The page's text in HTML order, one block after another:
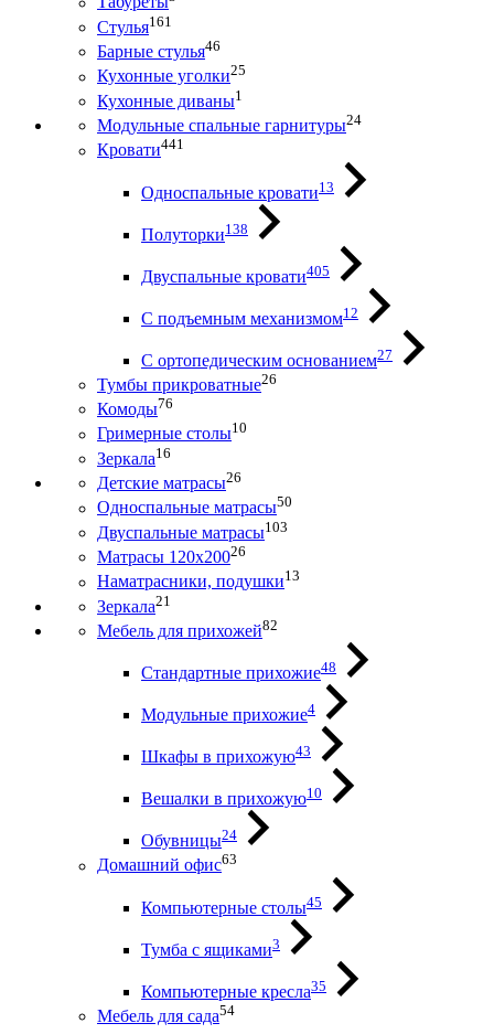
Стулья161
Барные стулья46
Кухонные уголки25
Кухонные диваны1
Модульные спальные гарнитуры24
Кровати441
Односпальные кровати13
Полуторки138
Двуспальные кровати405
С подъемным механизмом12
С ортопедическим основанием27
Тумбы прикроватные26
Комоды76
Гримерные столы10
Зеркала16
Детские матрасы26
Односпальные матрасы50
Двуспальные матрасы103
Матрасы 120х20026
Наматрасники, подушки13
Зеркала21
Мебель для прихожей82
Стандартные прихожие48
Модульные прихожие4
Шкафы в прихожую43
Вешалки в прихожую10
Обувницы24
Домашний офис63
Компьютерные столы45
Тумба с ящиками3
Компьютерные кресла35
Мебель для сада54